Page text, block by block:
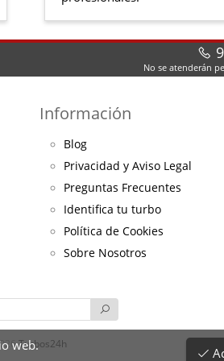
No se atenderán
Información
Blog
Privacidad y Aviso Legal
Preguntas Frecuentes
Identifica tu turbo
Política de Cookies
Sobre Nosotros
Turbos24h
web.